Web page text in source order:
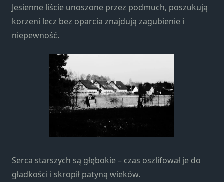
Jesienne liście unoszone przez podmuch, poszukują
korzeni lecz bez oparcia znajdują zagubienie i
niepewność.
Serca starszych są głębokie – czas oszlifował je do
gładkości i skropił patyną wieków.
Marketing
podczas
odwiedzania naszej
strony, zwiększasz
zobaczenie
spersonalizowanych